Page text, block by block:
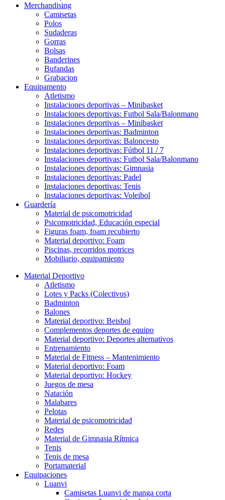
Merchandising
Camisetas
Polos
Sudaderas
Gorras
Bolsas
Banderines
Bufandas
Grabacion
Equipamento
Atletismo
Instalaciones deportivas – Minibasket
Instalaciones deportivas: Futbol Sala/Balonmano
Instalaciones deportivas – Minibasket
Instalaciones deportivas: Badminton
Instalaciones deportivas: Baloncesto
Instalaciones deportivas: Fútbol 11 / 7
Instalaciones deportivas: Futbol Sala/Balonmano
Instalaciones deportivas: Gimnasia
Instalaciones deportivas: Padel
Instalaciones deportivas: Tenis
Instalaciones deportivas: Voleibol
Guardería
Material de psicomotricidad
Psicomotricidad, Educación especial
Figuras foam, foam recubierto
Material deportivo: Foam
Piscinas, recorridos motrices
Mobiliario, equipamiento
Material Deportivo
Atletismo
Lotes y Packs (Colectivos)
Badminton
Balones
Material deportivo: Beisbol
Complementos deportes de equipo
Material deportivo: Deportes alternativos
Entrenamiento
Material de Fitness – Mantenimiento
Material deportivo: Foam
Material deportivo: Hockey
Juegos de mesa
Natación
Malabares
Pelotas
Material de psicomotricidad
Redes
Material de Gimnasia Rítmica
Tenis
Tenis de mesa
Portamaterial
Equipaciones
Luanvi
Camisetas Luanvi de manga corta